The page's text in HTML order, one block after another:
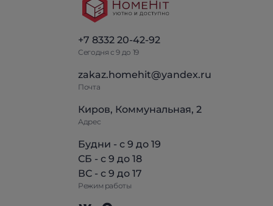
+7 8332 20-42-92
Сегодня с 9 до 19
zakaz.homehit@yandex.ru
Почта
Киров, Коммунальная, 2
Адрес
Будни - с 9 до 19
СБ - с 9 до 18
ВС - с 9 до 17
Режим работы